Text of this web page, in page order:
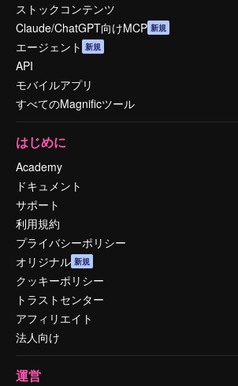
ストックコンテンツ
Claude/ChatGPT向けMCP 新規
エージェント 新規
API
モバイルアプリ
すべてのMagnificツール
はじめに
Academy
ドキュメント
サポート
利用規約
プライバシーポリシー
オリジナル 新規
クッキーポリシー
トラストセンター
アフィリエイト
法人向け
運営